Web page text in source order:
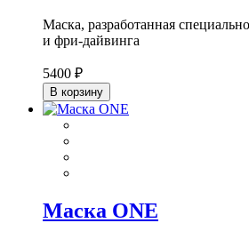
Маска, разработанная
и фри-дайвинга
5400 ₽
В корзину
Маска ONE